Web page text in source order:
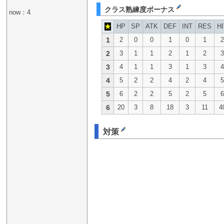
now：4 クラス熟練度ボーナス
★ HP SP ATK DEF INT RES
1 2 0 0 1 0 1 2
2 3 1 1 2 1 2 3
3 4 1 1 3 1 3 4
4 5 2 2 4 2 4 5
5 6 2 2 5 2 5 6
6 20 3 8 18 3 11
対策